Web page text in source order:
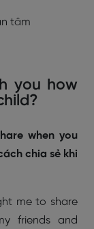
tâm
you how
when you
chia sẻ khi
me to share
friends and